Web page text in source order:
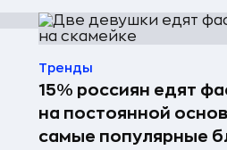
Тренды
15% россиян едят
на постоянной
самые популярные